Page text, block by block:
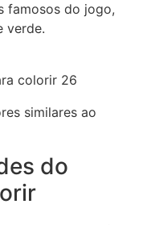
famosos do jogo,
verde.
colorir 26
similares ao
do